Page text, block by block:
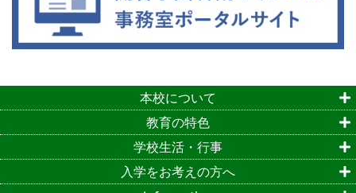
本校について
教育の特色
学校生活・行事
入学をお考えの方へ